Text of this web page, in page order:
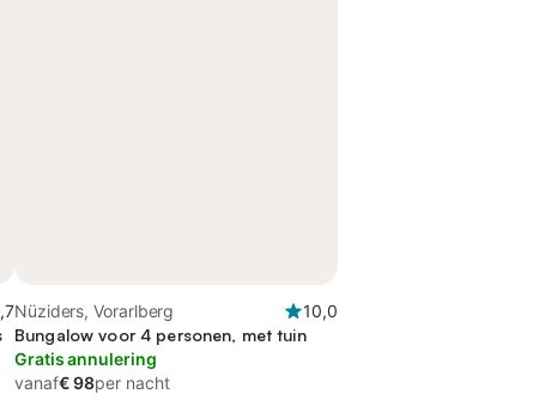
Nüziders, Vorarlberg
10,0
Bungalow voor 4 personen, met tuin
Gratis annulering
vanaf€ 98per nacht